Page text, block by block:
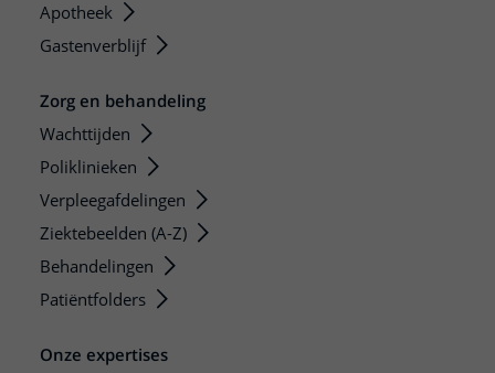
Apotheek
Gastenverblijf
Zorg en behandeling
Wachttijden
Poliklinieken
Verpleegafdelingen
Ziektebeelden (A-Z)
Behandelingen
Patiëntfolders
Onze expertises